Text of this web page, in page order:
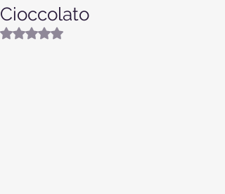
Cioccolato
Valutazione NaN stelle su 5.